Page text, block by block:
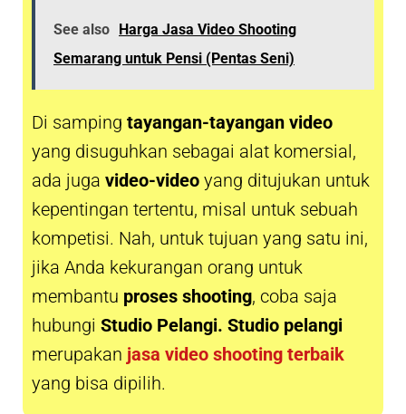
See also Harga Jasa Video Shooting
Semarang untuk Pensi (Pentas Seni)
Di samping tayangan-tayangan video
yang disuguhkan sebagai alat komersial,
ada juga video-video yang ditujukan untuk
kepentingan tertentu, misal untuk sebuah
kompetisi. Nah, untuk tujuan yang satu ini,
jika Anda kekurangan orang untuk
membantu proses shooting, coba saja
hubungi Studio Pelangi. Studio pelangi
merupakan jasa video shooting terbaik
yang bisa dipilih.